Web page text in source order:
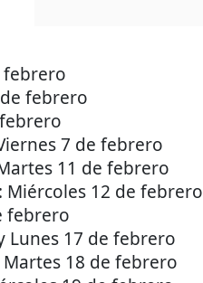
febrero
febrero
7 de febrero
11 de febrero
Miércoles 12 de febrero
febrero
Lunes 17 de febrero
Martes 18 de febrero